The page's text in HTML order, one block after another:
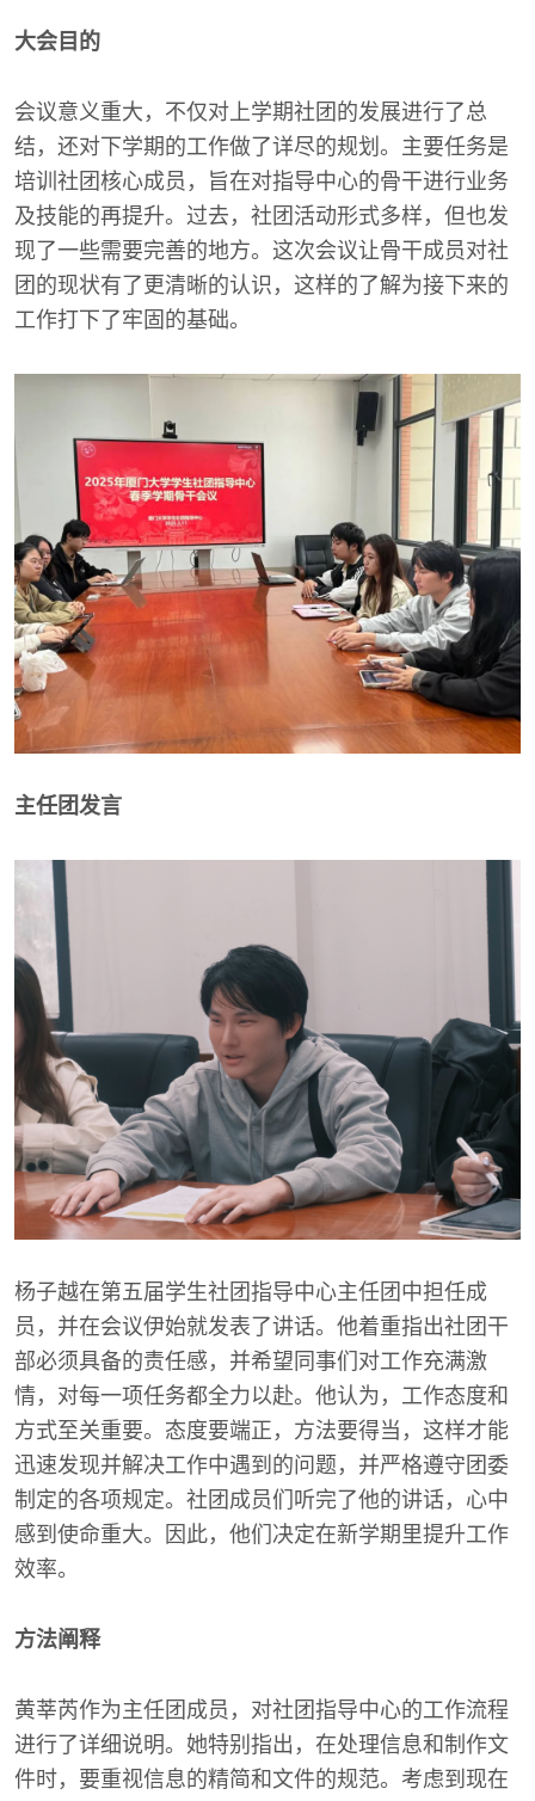
大会目的
会议意义重大，不仅对上学期社团的发展进行了总
结，还对下学期的工作做了详尽的规划。主要任务是
培训社团核心成员，旨在对指导中心的骨干进行业务
及技能的再提升。过去，社团活动形式多样，但也发
现了一些需要完善的地方。这次会议让骨干成员对社
团的现状有了更清晰的认识，这样的了解为接下来的
工作打下了牢固的基础。
主任团发言
杨子越在第五届学生社团指导中心主任团中担任成
员，并在会议伊始就发表了讲话。他着重指出社团干
部必须具备的责任感，并希望同事们对工作充满激
情，对每一项任务都全力以赴。他认为，工作态度和
方式至关重要。态度要端正，方法要得当，这样才能
迅速发现并解决工作中遇到的问题，并严格遵守团委
制定的各项规定。社团成员们听完了他的讲话，心中
感到使命重大。因此，他们决定在新学期里提升工作
效率。
方法阐释
黄莘芮作为主任团成员，对社团指导中心的工作流程
进行了详细说明。她特别指出，在处理信息和制作文
件时，要重视信息的精简和文件的规范。考虑到现在